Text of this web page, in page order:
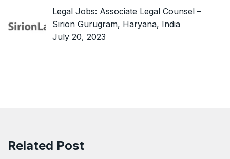
Legal Jobs: Associate Legal Counsel –
Sirion Gurugram, Haryana, India
July 20, 2023
Related Post